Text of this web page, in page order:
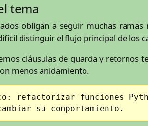
tema
obligan a seguir muchas
distinguir el flujo principal de los
cláusulas de guarda y retornos
menos anidamiento.
refactorizar funciones
su comportamiento.